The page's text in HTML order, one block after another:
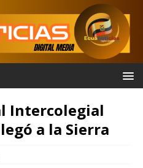
Intercolegial
a la Sierra